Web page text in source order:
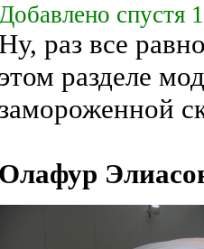
спустя
Ну, раз все
этом разделе
Олафур